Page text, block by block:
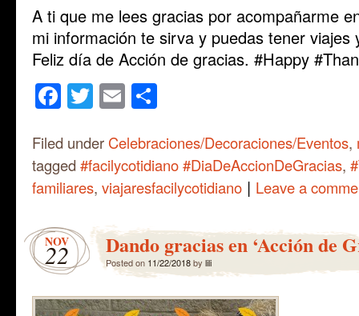
A ti que me lees gracias por acompañarme
mi información te sirva y puedas tener viajes
Feliz día de Acción de gracias. #Happy
Facebook
Twitter
Email
Filed under Celebraciones/Decoraciones/Eventos,
tagged #facilycotidiano #DiaDeAccionDeGracias,
familiares, viajaresfacilycotidiano | Leave a
NOV
22 Dando gracias en ‘Acción de
Posted on 11/22/2018by lili